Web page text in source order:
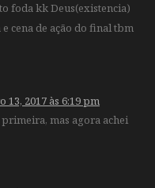
foda kk Deus(existencia)
cena de ação do final tbm
13, 2017 às 6:19 pm
mas agora achei